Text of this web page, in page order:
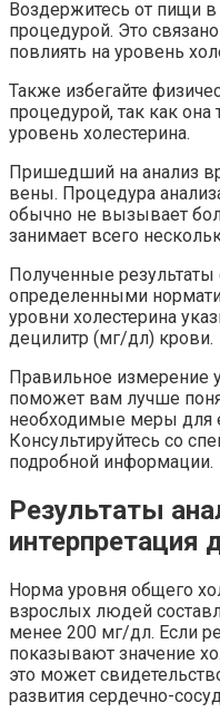
Воздержитесь от пищи
процедурой. Это
повлиять на уровень
Также избегайте
процедурой, так как
уровень холестерина.
Пришедший на анализ
вены. Процедура
обычно не вызывает
занимает всего
Полученные результаты
определенными
уровни холестерина
децилитр (мг/дл) крови.
Правильное измерение
поможет вам лучше
необходимые меры для
Консультируйтесь со
подробной информации.
Результаты
интерпретация
Норма уровня общего
взрослых людей
менее 200 мг/дл. Если
показывают значение
это может
развития сердечно-